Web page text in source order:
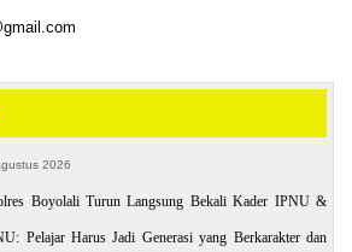
2026
Boyolali Turun Langsung Bekali Kader IPNU &
Pelajar Harus Jadi Generasi yang Berkarakter dan